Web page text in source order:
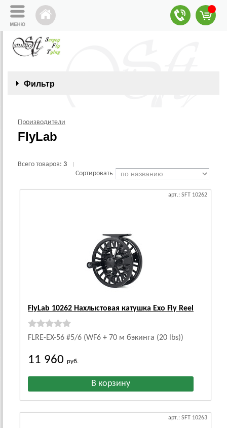
Фильтр
Производители
FlyLab
Всего товаров: 3
Сортировать
арт.: SFT 10262
FlyLab 10262 Нахлыстовая катушка Exo Fly Reel
FLRE-EX-56 #5/6 (WF6 + 70 м бэкинга (20 lbs))
11 960 руб.
арт.: SFT 10263